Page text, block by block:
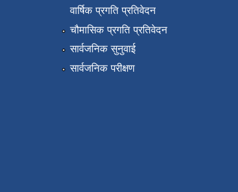
वार्षिक प्रगति प्रतिवेदन
चौमासिक प्रगति प्रतिवेदन
सार्वजनिक सुनुवाई
सार्वजनिक परीक्षण